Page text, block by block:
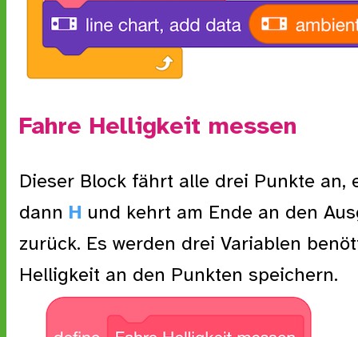
Fahre Helligkeit messen
Dieser Block fährt alle drei Punkte an,
dann H und kehrt am Ende an den
zurück. Es werden drei Variablen
Helligkeit an den Punkten speichern.